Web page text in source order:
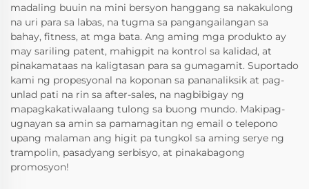
madaling buuin na mini bersyon hanggang sa nakakulong
na uri para sa labas, na tugma sa pangangailangan sa
bahay, fitness, at mga bata. Ang aming mga produkto ay
may sariling patent, mahigpit na kontrol sa kalidad, at
pinakamataas na kaligtasan para sa gumagamit. Suportado
kami ng propesyonal na koponan sa pananaliksik at pag-
unlad pati na rin sa after-sales, na nagbibigay ng
mapagkakatiwalaang tulong sa buong mundo. Makipag-
ugnayan sa amin sa pamamagitan ng email o telepono
upang malaman ang higit pa tungkol sa aming serye ng
trampolin, pasadyang serbisyo, at pinakabagong
promosyon!